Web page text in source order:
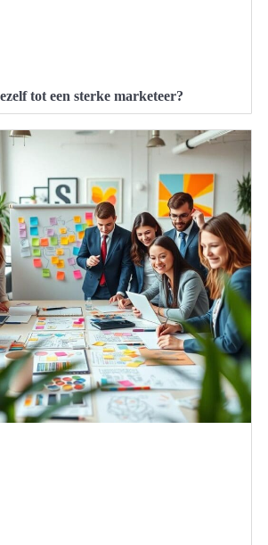
tot een sterke marketeer?